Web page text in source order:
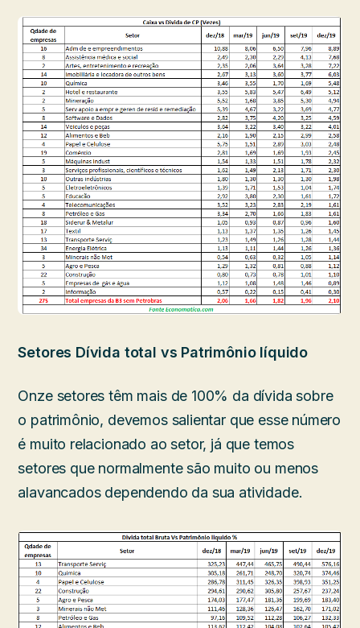
Setores Dívida total vs Patrimônio líquido
Onze setores têm mais de 100% da dívida sobre
o patrimônio, devemos salientar que esse número
é muito relacionado ao setor, já que temos
setores que normalmente são muito ou menos
alavancados dependendo da sua atividade.